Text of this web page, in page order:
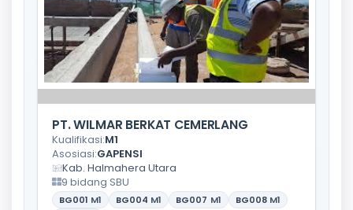
PT. WILMAR BERKAT CEMERLANG
Kualifikasi:M1
Asosiasi:GAPENSI
Kab. Halmahera Utara
9 bidang SBU
BG001 M1 BG004 M1 BG007 M1 BG008 M1